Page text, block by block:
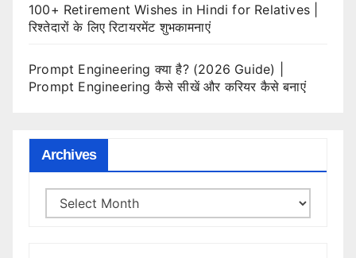
100+ Retirement Wishes in Hindi for Relatives |
रिश्तेदारों के लिए रिटायरमेंट शुभकामनाएं
Prompt Engineering क्या है? (2026 Guide) |
Prompt Engineering कैसे सीखें और करियर कैसे बनाएं
Archives
Archives